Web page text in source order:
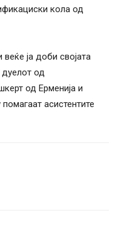
кола од
ја доби својата
од
од Ерменија и
асистентите